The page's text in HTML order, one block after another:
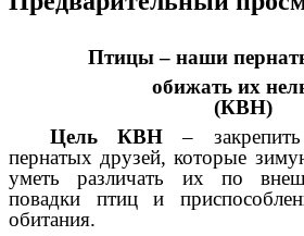
Птицы – наши
обижать их
(КВН)
Цель КВН –
пернатых друзей, которые
уметь различать их по
повадки птиц и
обитания.